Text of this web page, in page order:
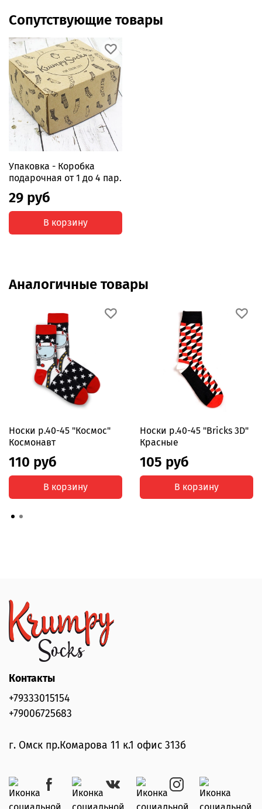
РРЦ 290 руб.
Сопутствующие товары
Упаковка - Коробка
подарочная от 1 до 4 пар.
29 руб
В корзину
Аналогичные товары
Носки р.40-45 "Космос"
Космонавт
110 руб
В корзину
Носки р.40-45 "Bricks 3D"
Красные
105 руб
В корзину
Контакты
+79333015154
+79006725683
г. Омск пр.Комарова 11 к.1 офис 313б